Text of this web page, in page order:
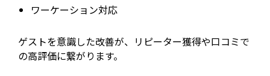
ワーケーション対応
ゲストを意識した改善が、リピーター獲得や口コミで
の高評価に繋がります。